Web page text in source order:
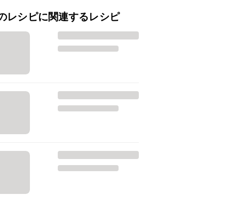
レシピに関連するレシピ